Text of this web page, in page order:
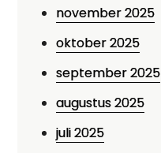
november 2025
oktober 2025
september 2025
augustus 2025
juli 2025